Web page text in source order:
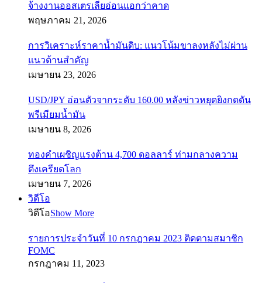
จ้างงานออสเตรเลียอ่อนแอกว่าคาด
พฤษภาคม 21, 2026
การวิเคราะห์ราคาน้ำมันดิบ: แนวโน้มขาลงหลังไม่ผ่าน
แนวต้านสำคัญ
เมษายน 23, 2026
USD/JPY อ่อนตัวจากระดับ 160.00 หลังข่าวหยุดยิงกดดัน
พรีเมียมน้ำมัน
เมษายน 8, 2026
ทองคำเผชิญแรงต้าน 4,700 ดอลลาร์ ท่ามกลางความ
ตึงเครียดโลก
เมษายน 7, 2026
วิดีโอ
วิดีโอShow More
รายการประจำวันที่ 10 กรกฎาคม 2023 ติดตามสมาชิก
FOMC
กรกฎาคม 11, 2023